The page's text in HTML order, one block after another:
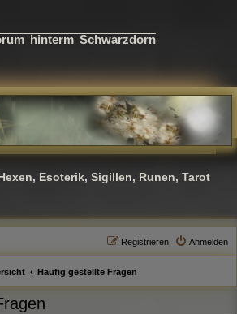
hinterm Schwarzdorn
Esoterik, Sigillen, Runen, Tarot
Anmelden
Registrieren
Häufig gestellte Fragen